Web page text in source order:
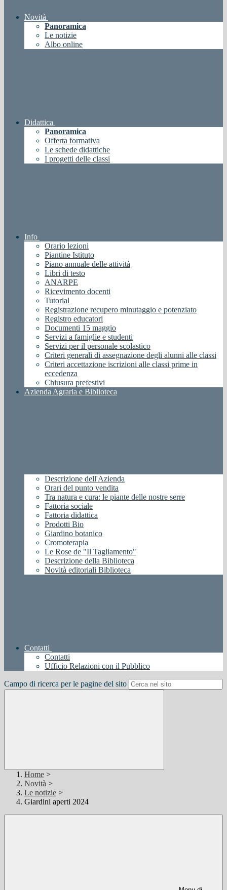
Novità
Panoramica
Le notizie
Albo online
Didattica
Panoramica
Offerta formativa
Le schede didattiche
I progetti delle classi
Info
Orario lezioni
Piantine Istituto
Piano annuale delle attività
Libri di testo
ANARPE
Ricevimento docenti
Tutorial
Registrazione recupero minutaggio e potenziato
Registro educatori
Documenti 15 maggio
Servizi a famiglie e studenti
Servizi per il personale scolastico
Criteri generali di assegnazione degli alunni alle classi
Criteri accettazione iscrizioni alle classi prime in
eccedenza
Chiusura prefestivi
Azienda Agraria e Biblioteca
Descrizione dell'Azienda
Orari del punto vendita
Tra natura e cura: le piante delle nostre serre
Fattoria sociale
Fattoria didattica
Prodotti Bio
Giardino botanico
Cromoterapia
Le Rose de "Il Tagliamento"
Descrizione della Biblioteca
Novità editoriali Biblioteca
Contatti
Contatti
Ufficio Relazioni con il Pubblico
Campo di ricerca per le pagine del sito
Home >
Novità >
Le notizie >
Giardini aperti 2024